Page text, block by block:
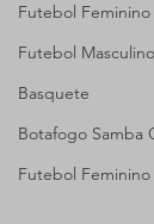
Futebol Feminino
Futebol
Basquete
Botafogo Samba
Futebol Feminino